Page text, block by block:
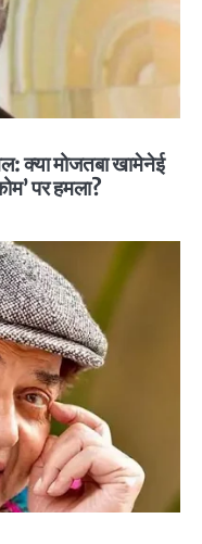
क्या मोजतबा खामेनेई
पर हमला?